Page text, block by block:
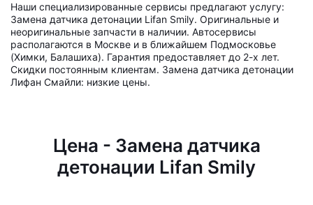
Наши специализированные сервисы предлагают услугу:
Замена датчика детонации Lifan Smily. Оригинальные и
неоригинальные запчасти в наличии. Автосервисы
располагаются в Москве и в ближайшем Подмосковье
(Химки, Балашиха). Гарантия предоставляет до 2-х лет.
Скидки постоянным клиентам. Замена датчика детонации
Лифан Смайли: низкие цены.
Цена - Замена датчика
детонации Lifan Smily